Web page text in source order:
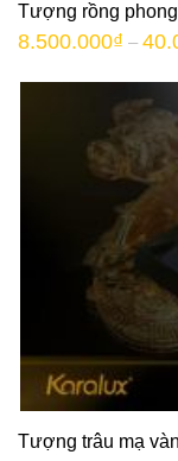
Tượng rồng
8.500.000₫ –
Tượng trâu mạ